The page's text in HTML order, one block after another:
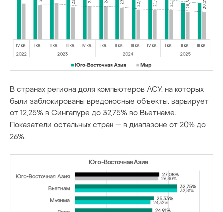
В странах региона доля компьютеров АСУ, на которых
были заблокированы вредоносные объекты, варьирует
от 12,25% в Сингапуре до 32,75% во Вьетнаме.
Показатели остальных стран — в диапазоне от 20% до
26%.